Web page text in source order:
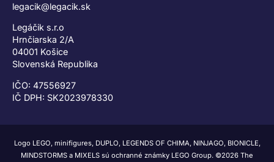
legacik@legacik.sk
Legáčik s.r.o
Hrnčiarska 2/A
04001 Košice
Slovenská Republika
IČO: 47556927
IČ DPH: SK2023978330
Logo LEGO, minifigures, DUPLO, LEGENDS OF CHIMA, NINJAGO, BIONICLE,
MINDSTORMS a MIXELS sú ochranné známky LEGO Group. ©2026 The